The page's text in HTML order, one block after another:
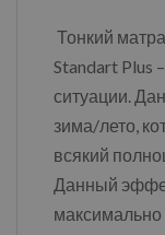
Тонкий
Standart Plus
ситуации.
зима/лето,
всякий
Данный